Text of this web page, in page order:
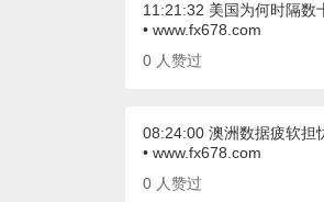
11:21:32 美国为何时隔数
• www.fx678.com
0 人赞过
08:24:00 澳洲数据疲软担
• www.fx678.com
0 人赞过